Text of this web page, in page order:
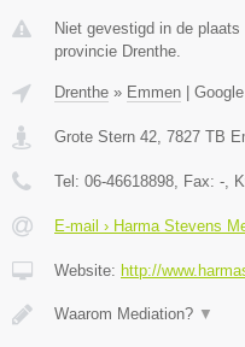
Niet gevestigd in de
provincie Drenthe.
Drenthe » Emmen |
Grote Stern 42 7827 TB
Tel: 06-46618898 , Fax: - ,
E-mail › Harma Stevens
Website: http://
Waarom Mediation? ▼